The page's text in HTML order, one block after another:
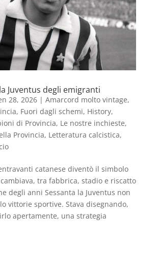
Juventus degli emigranti
28, 2026| Amarcord molto vintage,
, Fuori dagli schemi, History,
di Provincia, Le nostre inchieste,
Provincia, Letteratura calcistica,
catanese diventò il simbolo
tra fabbrica, stadio e riscatto
degli anni Sessanta la Juventus non
vittorie sportive. Stava disegnando,
apertamente, una strategia